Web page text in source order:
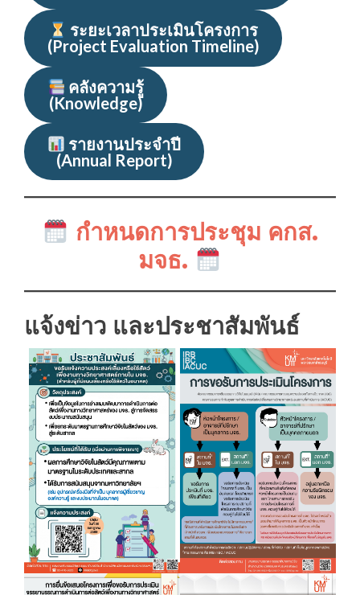
ระยะเวลาประเมินโครงการ
(Project Evaluation Timeline)
คลังความรู้
(Knowledge)
รายงานประจำปี
(Annual Report)
กำหนดการประชุม คกส.
มจธ.
แจ้งข่าว และประชาสัมพันธ์